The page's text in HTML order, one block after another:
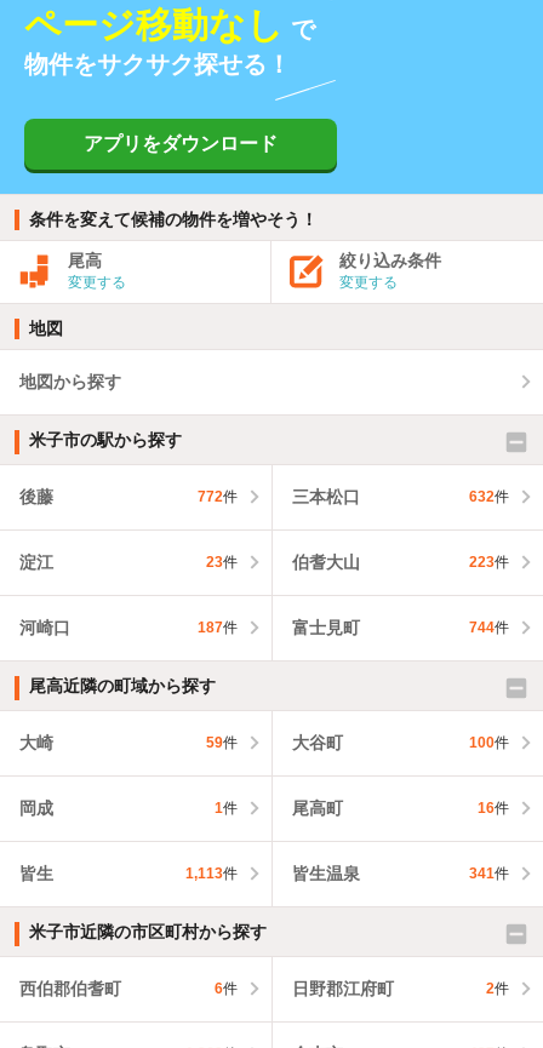
ページ移動なし で
物件をサクサク探せる！
アプリをダウンロード
条件を変えて候補の物件を増やそう！
尾高
変更する
絞り込み条件
変更する
地図
地図から探す
米子市の駅から探す
後藤 772件 三本松口 632件
淀江 23件 伯耆大山 223件
河崎口 187件 富士見町 744件
尾高近隣の町域から探す
大崎 59件 大谷町 100件
岡成 1件 尾高町 16件
皆生 1,113件 皆生温泉 341件
米子市近隣の市区町村から探す
西伯郡伯耆町 6件 日野郡江府町 2件